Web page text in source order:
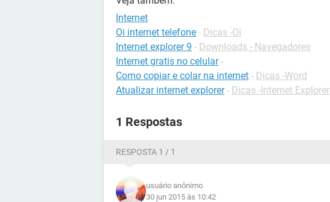
Internet
Oi internet telefone - Dicas -Oi
Internet explorer 9 - Downloads - Navegadores
Internet gratis no celular -
Como copiar e colar na internet - Dicas -Word
Atualizar internet explorer - Dicas -Internet Explorer
1 Respostas
RESPOSTA 1 / 1
usuário anônimo
30 jun 2015 às 10:42